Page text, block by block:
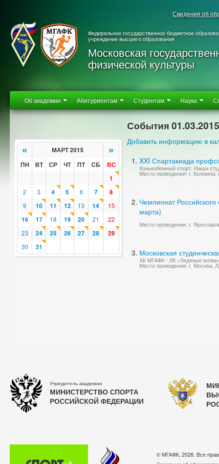
Сведения об
Федеральное государственное бюджетное
учреждение высшего образования
Московская
физической культуры
Об академии Абитуриентам Студентам Наука
« МАРТ 2015 »
ПН ВТ СР ЧТ ПТ СБ
ВС
1
2 3 4 5 6 7 8
9 10 11 12 13 14 15
16 17 18 19 20 21
22
23
24 25 26 27 28 29
30 31
События 01.03.2015
Добавить информацию в
XXI Спартакиада
Конькобежный спорт. Наши
Место проведения: г.
Чемпионат Российского
марта)
Место проведения: г.
Московская
ХК МГАФК - ХК «Ледяные
Место проведения: г. Москва,
Учредитель академии
МИНИСТЕРСТВО СПОРТА
РОССИЙСКОЙ ФЕДЕРАЦИИ
© МГАФК, 2026. Все